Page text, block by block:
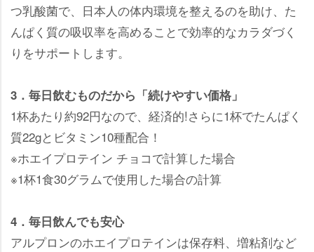
つ乳酸菌で、日本人の体内環境を整えるのを助け、た
んぱく質の吸収率を高めることで効率的なカラダづく
りをサポートします。
3．毎日飲むものだから「続けやすい価格」
1杯あたり約92円なので、経済的!さらに1杯でたんぱく
質22gとビタミン10種配合！
※ホエイプロテイン チョコで計算した場合
※1杯1食30グラムで使用した場合の計算
4．毎日飲んでも安心
アルプロンのホエイプロテインは保存料、増粘剤など